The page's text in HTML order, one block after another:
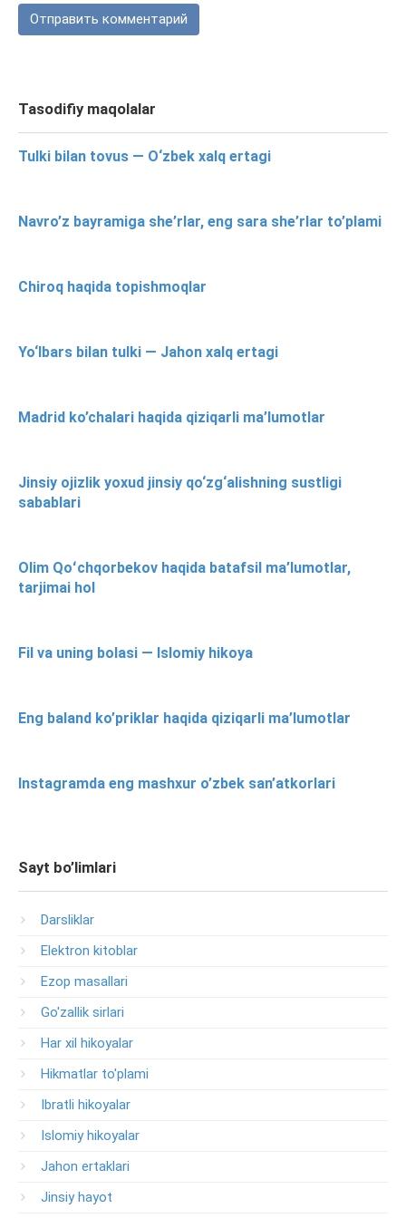
Tasodifiy maqolalar
Tulki bilan tovus — O‘zbek xalq ertagi
Navro’z bayramiga she’rlar, eng sara she’rlar to’plami
Chiroq haqida topishmoqlar
Yo‘lbars bilan tulki — Jahon xalq ertagi
Madrid ko’chalari haqida qiziqarli ma’lumotlar
Jinsiy ojizlik yoxud jinsiy qo‘zg‘alishning sustligi
sabablari
Olim Qoʻchqorbekov haqida batafsil ma’lumotlar,
tarjimai hol
Fil va uning bolasi — Islomiy hikoya
Eng baland ko’priklar haqida qiziqarli ma’lumotlar
Instagramda eng mashxur o’zbek san’atkorlari
Sayt bo’limlari
Darsliklar
Elektron kitoblar
Ezop masallari
Go'zallik sirlari
Har xil hikoyalar
Hikmatlar to'plami
Ibratli hikoyalar
Islomiy hikoyalar
Jahon ertaklari
Jinsiy hayot